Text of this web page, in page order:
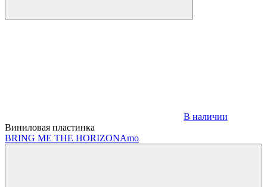
В наличии
Виниловая пластинка
BRING ME THE HORIZONAmo